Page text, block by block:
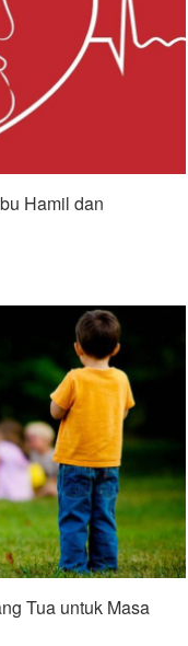
Hamil dan
Tua untuk Masa